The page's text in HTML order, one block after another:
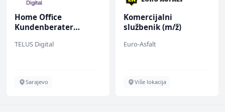
Home Office
Kundenberater
TELUS Digital
Sarajevo
Komercijalni
službenik (m/ž)
Euro-Asfalt
Više lokacija